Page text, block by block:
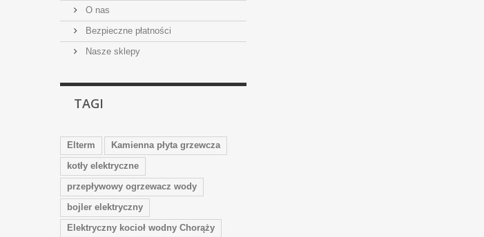
O nas
Bezpieczne płatności
Nasze sklepy
TAGI
Elterm
Kamienna płyta grzewcza
kotły elektryczne
przepływowy ogrzewacz wody
bojler elektryczny
Elektryczny kocioł wodny Chorąży